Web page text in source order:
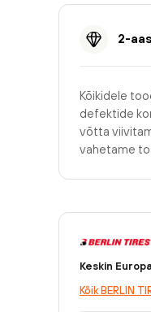
2-
Kõikidele
defektide
võtta
vahetame
Keskin
Kõik BERLIN